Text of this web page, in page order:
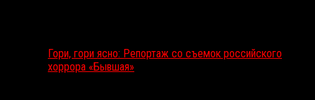
Гори, гори ясно: Репортаж со съемок российского
хоррора «Бывшая»